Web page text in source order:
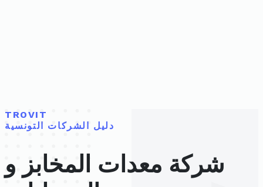
TROVIT
دليل الشركات التونسية
شركة معدات المخابز و